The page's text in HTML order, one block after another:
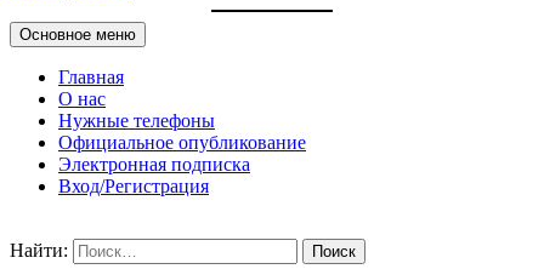
Основное меню
Главная
О нас
Нужные телефоны
Официальное опубликование
Электронная подписка
Вход/Регистрация
Найти: